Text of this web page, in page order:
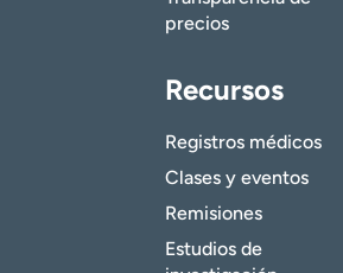
precios
Recursos
Registros médicos
Clases y eventos
Remisiones
Estudios de